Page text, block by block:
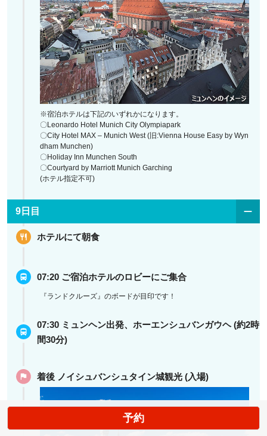
※宿泊ホテルは下記のいずれかになります。
〇Leonardo Hotel Munich City Olympiapark
〇City Hotel MAX – Munich West (旧:Vienna House Easy by Wyn
dham Munchen)
〇Holiday Inn Munchen South
〇Courtyard by Marriott Munich Garching
(ホテル指定不可)
9日目
ホテルにて朝食
07:20 ご宿泊ホテルのロビーにご集合
『ランドクルーズ』のボードが目印です！
07:30 ミュンヘン出発、ホーエンシュバンガウヘ (約2時
間30分)
着後 ノイシュバンシュタイン城観光 (入場)
予約